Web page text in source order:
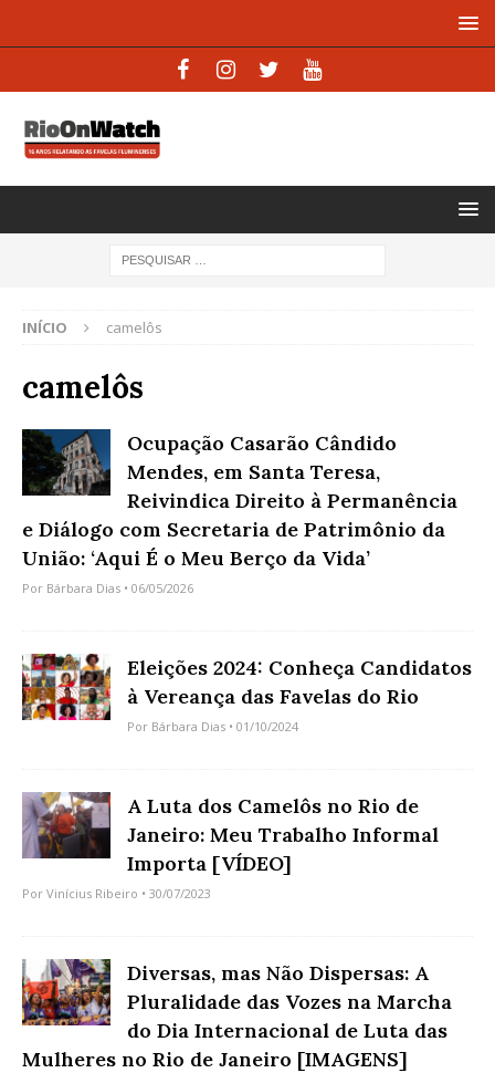
INÍCIO camelôs
camelôs
Ocupação Casarão Cândido
Mendes, em Santa Teresa,
Reivindica Direito à Permanência
e Diálogo com Secretaria de Patrimônio da
União: ‘Aqui É o Meu Berço da Vida’
Por Bárbara Dias • 06/05/2026
Eleições 2024: Conheça Candidatos
à Vereança das Favelas do Rio
Por Bárbara Dias • 01/10/2024
A Luta dos Camelôs no Rio de
Janeiro: Meu Trabalho Informal
Importa [VÍDEO]
Por Vinícius Ribeiro • 30/07/2023
Diversas, mas Não Dispersas: A
Pluralidade das Vozes na Marcha
do Dia Internacional de Luta das
Mulheres no Rio de Janeiro [IMAGENS]